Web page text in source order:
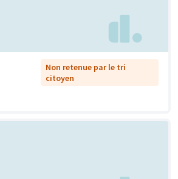
Non retenue par le tri
citoyen